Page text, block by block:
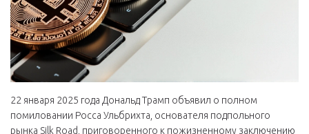
22 января 2025 года Дональд Трамп объявил о полном
помиловании Росса Ульбрихта, основателя подпольного
рынка Silk Road, приговоренного к пожизненному заключению